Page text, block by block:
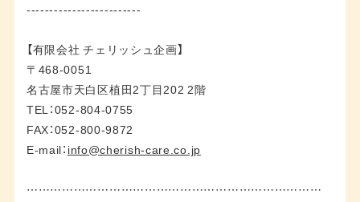
-------------------------
【有限会社 チェリッシュ企画】
〒468-0051
名古屋市天白区植田2丁目202 2階
TEL：052-804-0755
FAX：052-800-9872
E-mail： info@cherish-care.co.jp
…………………………………………………………………